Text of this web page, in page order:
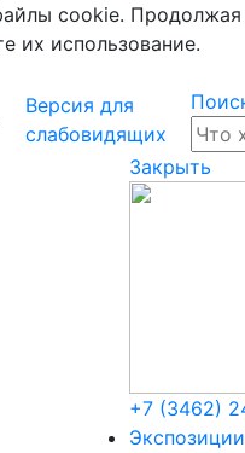
cookie. Продолжая
их использование.
Версия для
слабовидящих
Закрыть
+7 (3462)
Экспозиции